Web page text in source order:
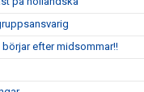
börjar efter midsommar!!